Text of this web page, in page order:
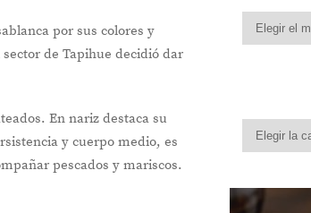
por sus colores y
de Tapihue decidió dar
En nariz destaca su
y cuerpo medio, es
pescados y mariscos.
Post por
Categorías